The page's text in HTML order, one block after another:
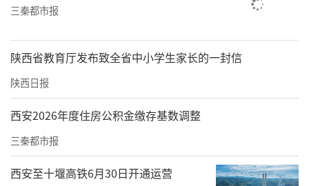
除集中推介外，眉县团队还随团密集走访了兰
考察其经营规模和组接能力，并就暑期旅游专
列、定制小包团、研学旅行等具体合作模式进
行深入磋商。双方在资源共享、信息互通、市
场共建等方面达成多项共识，为建立长期稳定
的客源输送机制打下了良好基础。
三秦都市报
陕西省教育厅发布致全省中小学生家长的一封信
陕西日报
西安2026年度住房公积金缴存基数调整
三秦都市报
西安至十堰高铁6月30日开通运营